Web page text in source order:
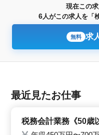
現在この
6人がこの求人を「
無料 求
最近見たお仕事
税務会計業務《50歳